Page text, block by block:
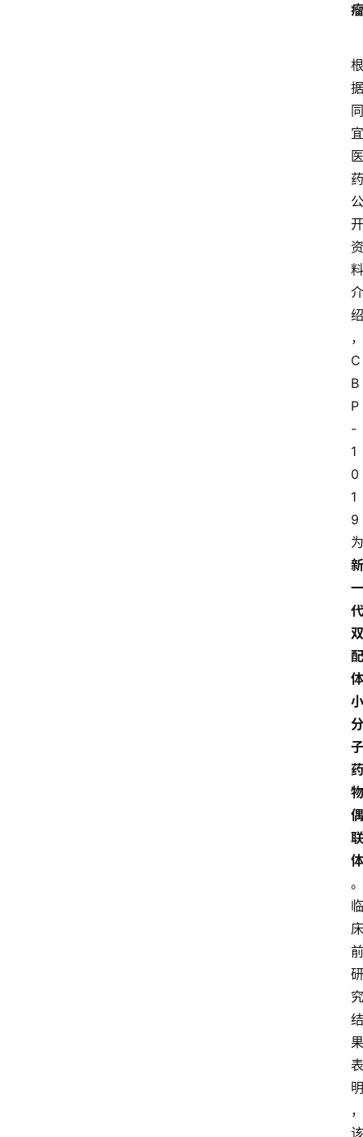
瘤
根
据
同
宜
医
药
公
开
资
料
介
绍
，
C
B
P
-
1
0
1
9
为
新
一
代
双
配
体
小
分
子
药
物
偶
联
体
。
临
床
前
研
究
结
果
表
明
，
该